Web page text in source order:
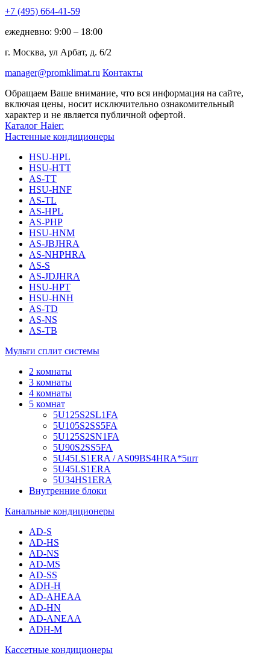
+7 (495) 664-41-59
ежедневно: 9:00 – 18:00
г. Москва, ул Арбат, д. 6/2
manager@promklimat.ru Контакты
Обращаем Ваше внимание, что вся информация на сайте,
включая цены, носит исключительно ознакомительный
характер и не является публичной офертой.
Каталог Haier:
Настенные кондиционеры
HSU-HPL
HSU-HTT
AS-TT
HSU-HNF
AS-TL
AS-HPL
AS-PHP
HSU-HNM
AS-JBJHRA
AS-NHPHRA
AS-S
AS-JDJHRA
HSU-HPT
HSU-HNH
AS-TD
AS-NS
AS-TB
Мульти сплит системы
2 комнаты
3 комнаты
4 комнаты
5 комнат
5U125S2SL1FA
5U105S2SS5FA
5U125S2SN1FA
5U90S2SS5FA
5U45LS1ERA / AS09BS4HRA*5шт
5U45LS1ERA
5U34HS1ERA
Внутренние блоки
Канальные кондиционеры
AD-S
AD-HS
AD-NS
AD-MS
AD-SS
ADH-H
AD-AHEAA
AD-HN
AD-ANEAA
ADH-M
Кассетные кондиционеры